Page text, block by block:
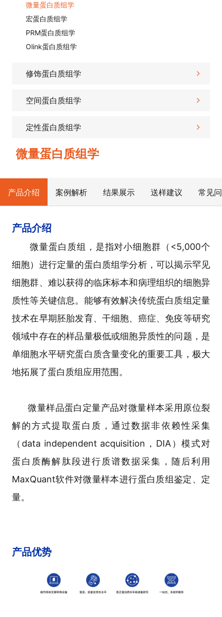
微量蛋白质组学
宏蛋白质组学
PRM蛋白质组学
Olink蛋白质组学
修饰蛋白质组学
空间蛋白质组学
定性蛋白质组学
微量蛋白质组学
产品介绍 案例解析 结果展示 送样建议 常见
产品介绍
微量蛋白质组，是指对小细胞群（<5,000个
细胞）进行定量的蛋白质组学分析，可以揭示罕见
细胞群、难以获得的临床标本和病理组织的细胞异
质性等关键信息。能够有效解决传统蛋白质组定量
技术在早期胚胎发育、干细胞、癌症、免疫等研究
领域中存在的样品量极低或细胞异质性的问题，是
单细胞水平研究蛋白质含量变化的重要工具，极大
地拓展了蛋白质组应用范围。
微量样品蛋白定量产品对微量样本采用原位裂
解的方式提取蛋白质，通过数据非依赖性采集
（data independent acquisition，DIA）模式对
蛋白质酶解肽段进行质谱数据采集，随后利用
MaxQuant软件对微量样本进行蛋白质组鉴定、定
量。
产品优势